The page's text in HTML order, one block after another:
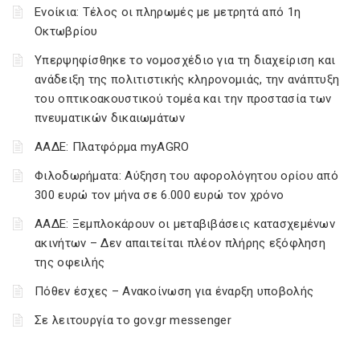
Ενοίκια: Τέλος οι πληρωμές με μετρητά από 1η
Οκτωβρίου
Υπερψηφίσθηκε το νομοσχέδιο για τη διαχείριση και
ανάδειξη της πολιτιστικής κληρονομιάς, την ανάπτυξη
του οπτικοακουστικού τομέα και την προστασία των
πνευματικών δικαιωμάτων
ΑΑΔΕ: Πλατφόρμα myAGRO
Φιλοδωρήματα: Αύξηση του αφορολόγητου ορίου από
300 ευρώ τον μήνα σε 6.000 ευρώ τον χρόνο
ΑΑΔΕ: Ξεμπλοκάρουν οι μεταβιβάσεις κατασχεμένων
ακινήτων – Δεν απαιτείται πλέον πλήρης εξόφληση
της οφειλής
Πόθεν έσχες – Ανακοίνωση για έναρξη υποβολής
Σε λειτουργία το gov.gr messenger